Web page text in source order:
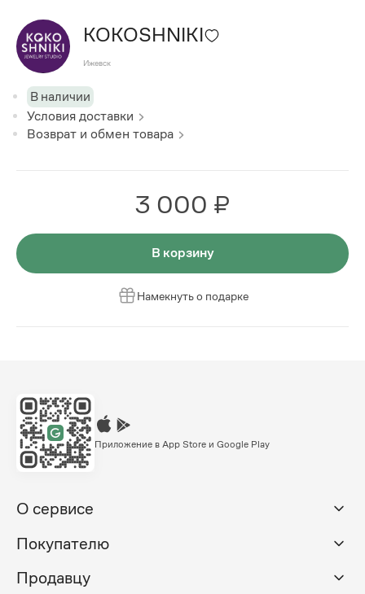
KOKOSHNIKI
Ижевск
В наличии
Условия доставки
Возврат и обмен товара
3 000 ₽
В корзину
Намекнуть о подарке
Приложение в App Store и Google Play
О сервисе
Покупателю
Продавцу